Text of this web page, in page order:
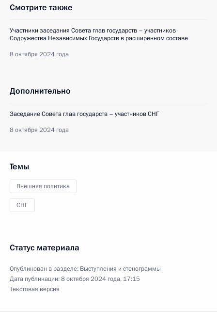
Смотрите также
Участники заседания Совета глав государств – участников
Содружества Независимых Государств в расширенном составе
8 октября 2024 года
Дополнительно
Заседание Совета глав государств – участников СНГ
8 октября 2024 года
Темы
Внешняя политика
СНГ
Статус материала
Опубликован в разделе: Выступления и стенограммы
Дата публикации:8 октября 2024 года, 17:15
Текстовая версия